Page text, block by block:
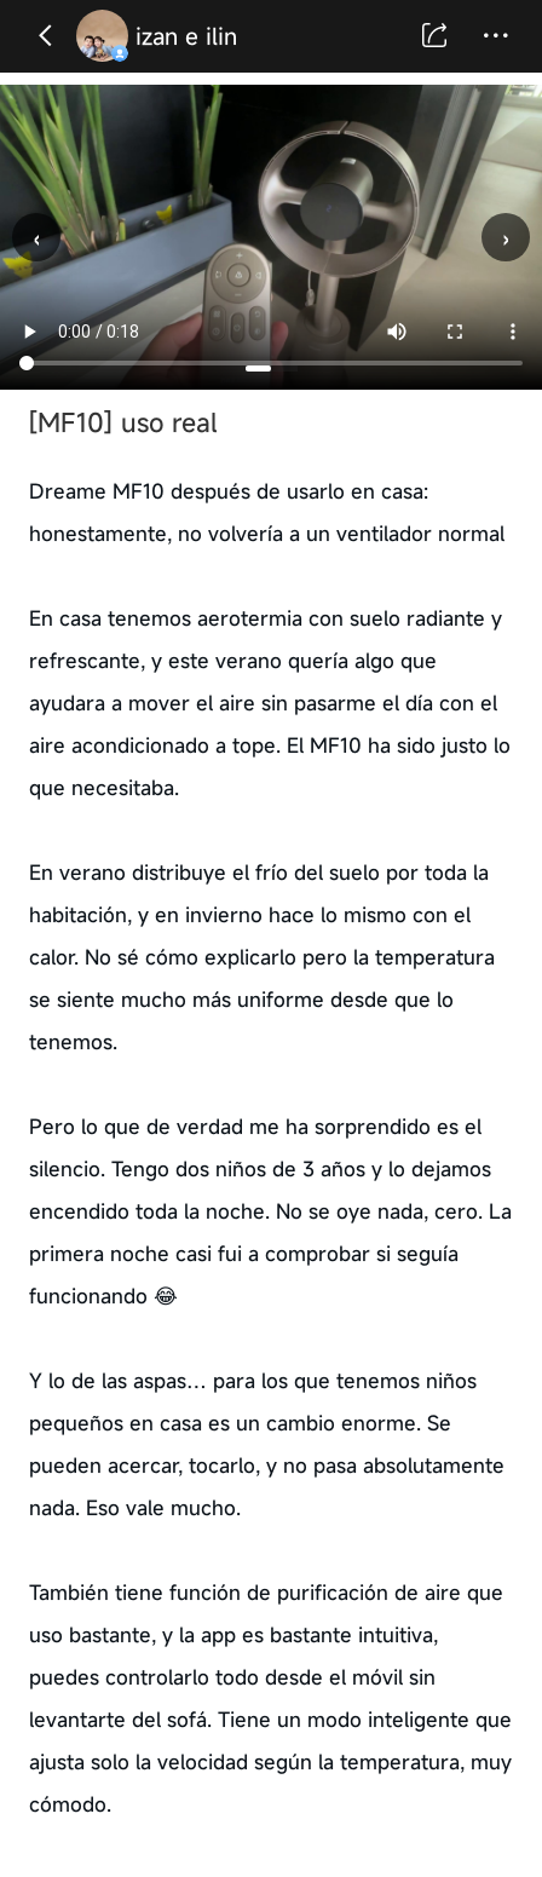
izan e ilin
‹ ›
[MF10] uso real
Dreame MF10 después de usarlo en casa:
honestamente, no volvería a un ventilador normal
En casa tenemos aerotermia con suelo radiante y
refrescante, y este verano quería algo que
ayudara a mover el aire sin pasarme el día con el
aire acondicionado a tope. El MF10 ha sido justo lo
que necesitaba.
En verano distribuye el frío del suelo por toda la
habitación, y en invierno hace lo mismo con el
calor. No sé cómo explicarlo pero la temperatura
se siente mucho más uniforme desde que lo
tenemos.
Pero lo que de verdad me ha sorprendido es el
silencio. Tengo dos niños de 3 años y lo dejamos
encendido toda la noche. No se oye nada, cero. La
primera noche casi fui a comprobar si seguía
funcionando 😂
Y lo de las aspas… para los que tenemos niños
pequeños en casa es un cambio enorme. Se
pueden acercar, tocarlo, y no pasa absolutamente
nada. Eso vale mucho.
También tiene función de purificación de aire que
uso bastante, y la app es bastante intuitiva,
puedes controlarlo todo desde el móvil sin
levantarte del sofá. Tiene un modo inteligente que
ajusta solo la velocidad según la temperatura, muy
cómodo.